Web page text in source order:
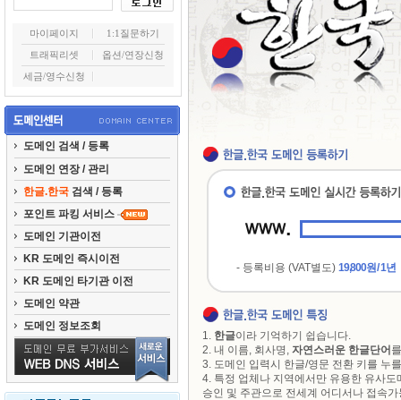
마이페이지
1:1질문하기
트래픽리셋
옵션/연장신청
세금/영수신청
도메인 검색 / 등록
도메인 연장 / 관리
한글.한국 검색 / 등록
포인트 파킹 서비스
도메인 기관이전
KR 도메인 즉시이전
KR 도메인 타기관 이전
도메인 약관
도메인 정보조회
- 등록비용 (VAT별도) 19,800원 / 1년
1. 한글이라 기억하기 쉽습니다.
2. 내 이름, 회사명, 자연스러운 한글단어
3. 도메인 입력시 한글/영문 전환 키를 누
4. 특정 업체나 지역에서만 유용한 유사
승인 및 주관으로 전세계 어디서나 접속